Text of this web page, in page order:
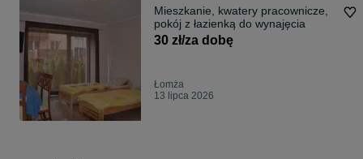
Mieszkanie, kwatery pracownicze,
pokój z łazienką do wynajęcia
30 zł/za dobę
Łomża
13 lipca 2026